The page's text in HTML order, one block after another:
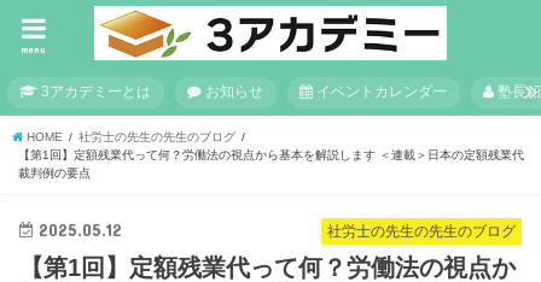
menu
3アカデミーとは お知らせ イベントカレンダー 塾長
HOME
社労士の先生の先生のブログ
【第1回】定額残業代って何？労働法の視点から基本を解説します ＜連載＞日本の定額残業代
裁判例の要点
社労士の先生の先生のブログ
2025.05.12
【第1回】定額残業代って何？労働法の視点か